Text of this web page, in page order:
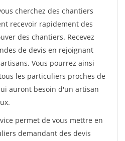
cherchez des chantiers
recevoir rapidement des
des chantiers. Recevez
de devis en rejoignant
Vous pourrez ainsi
les particuliers proches de
auront besoin d'un artisan
permet de vous mettre en
demandant des devis